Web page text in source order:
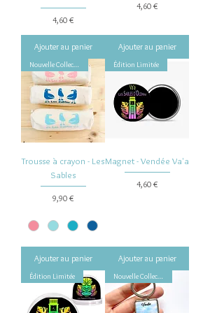
Prix
4,60 €
Ajouter au panier
Prix
4,60 €
Ajouter au panier
Nouvelle Collection
Trousse à crayon - Les
Sables
Prix
9,90 €
Ajouter au panier
Édition Limitée
Magnet - Vendée Va'a
Prix
4,60 €
Ajouter au panier
Édition Limitée Nouvelle Collection